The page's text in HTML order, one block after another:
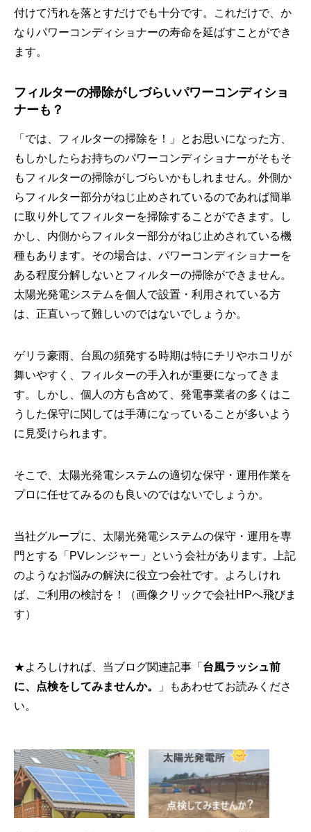
付けて汚れを落とすだけでも十分です。これだけで、か
なりパワーコンディショナーの寿命を延ばすことができ
ます。
フィルターの掃除がしづらいパワーコンディショ
ナーも？
「では、フィルターの掃除を！」とお思いになった方、
もしかしたらお持ちのパワーコンディショナーがそもそ
もフィルターの掃除がしづらいかもしれません。外側か
らフィルター部分がねじ止めされているのであれば簡単
に取り外してフィルターを掃除することができます。し
かし、内側からフィルター部分がねじ止めされている機
種もあります。その場合は、パワーコンディショナーを
ある程度分解しないとフィルターの掃除ができません。
太陽光発電システムを個人で設置・利用されている方
は、正直いって難しいのではないでしょうか。
ゲリラ豪雨、台風の頻発する時期は特にチリやホコリが
舞いやすく、フィルターの手入れが重要になってきま
す。しかし、個人の方も含めて、発電事業者の多くはこ
うした保守に関しては手薄になっていることが多いよう
に見受けられます。
そこで、太陽光発電システムの適切な保守・運用作業を
プロに任せてみるのも良いのではないでしょうか。
当社グループに、太陽光発電システムの保守・運用を専
門とする「PVレンジャー」という会社があります。上記
のようなお悩みの解決に役立つ会社です。よろしけれ
ば、ご利用の検討を！（画像クリックで会社HPへ飛びま
す）
★よろしければ、当ブログ関連記事 「 台風ラッシュ前
に、点検をしてみませんか。
」
もあわせてお読みくださ
い。